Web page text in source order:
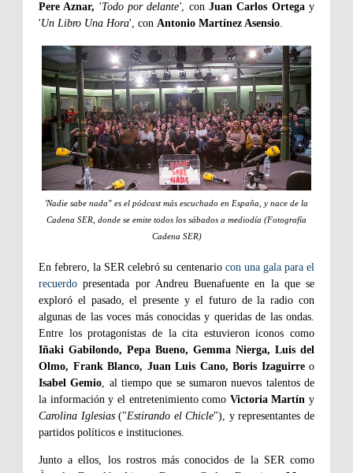
Pere Aznar, 'Todo por delante' , con Juan Carlos Ortegay
'Un Libro Una Hora', con Antonio Martínez Asensio
'Nadie sabe nada" es el pódcast más escuchado en España, y nace de la
Cadena SER, donde se emite todos los sábados a mediodía (Fotografía
Cadena SER)
En febrero, la SER celebró su centenario con una gala para el
recuerdopresentada por Andreu Buenafuente en la que se
exploró el pasado, el presente y el futuro de la radio con
algunas de las voces más conocidas y queridas de las ondas.
Entre los protagonistas de la cita estuvieron iconos como
Iñaki Gabilondo, Pepa Bueno, Gemma Nierga, Luis del
Olmo, Frank Blanco, Juan Luis Cano, Boris Izaguirreo
Isabel Gemio , al tiempo que se sumaron nuevos talentos de
la información y el entretenimiento como Victoria Martín y
Carolina Iglesias("Estirando el Chicle"), y representantes de
partidos políticos e instituciones.
Junto a ellos, los rostros más conocidos de la SER como